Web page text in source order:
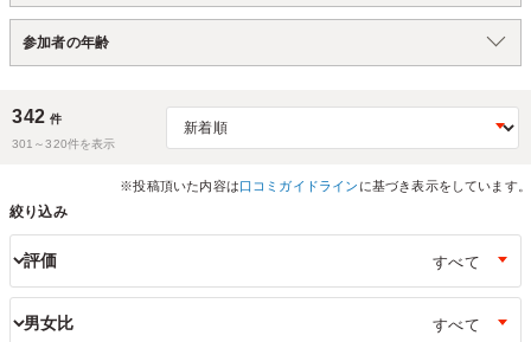
参加者の年齢
342 件
301～320件を表示
※投稿頂いた内容は口コミガイドライン に基づき表示をしています。
絞り込み
評価
男女比